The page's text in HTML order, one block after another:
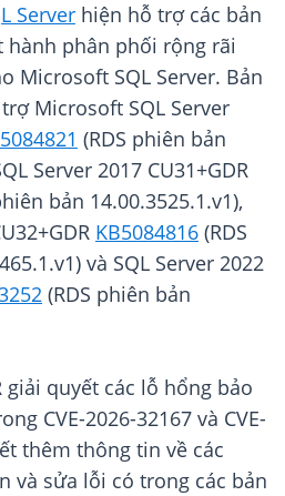
Server hiện hỗ trợ các bản
hành phân phối rộng rãi
Microsoft SQL Server. Bản
Microsoft SQL Server
(RDS phiên bản
Server 2017 CU31+GDR
bản 14.00.3525.1.v1),
KB5084816 (RDS
và SQL Server 2022
(RDS phiên bản
giải quyết các lỗ hổng bảo
CVE-2026-32167 và CVE-
thêm thông tin về các
và sửa lỗi có trong các bản